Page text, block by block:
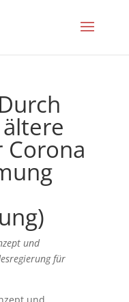
Corona
und
für